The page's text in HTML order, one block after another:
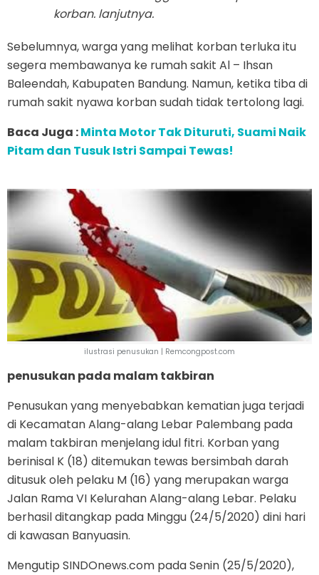
korban. lanjutnya.
Sebelumnya, warga yang melihat korban terluka itu
segera membawanya ke rumah sakit Al – Ihsan
Baleendah, Kabupaten Bandung. Namun, ketika tiba di
rumah sakit nyawa korban sudah tidak tertolong lagi.
Baca Juga :Minta Motor Tak Dituruti, Suami Naik
Pitam dan Tusuk Istri Sampai Tewas!
ilustrasi penusukan | Remcongpost.com
penusukan pada malam takbiran
Penusukan yang menyebabkan kematian juga terjadi
di Kecamatan Alang-alang Lebar Palembang pada
malam takbiran menjelang idul fitri. Korban yang
berinisal K (18) ditemukan tewas bersimbah darah
ditusuk oleh pelaku M (16) yang merupakan warga
Jalan Rama VI Kelurahan Alang-alang Lebar. Pelaku
berhasil ditangkap pada Minggu (24/5/2020) dini hari
di kawasan Banyuasin.
Mengutip SINDOnews.com pada Senin (25/5/2020),